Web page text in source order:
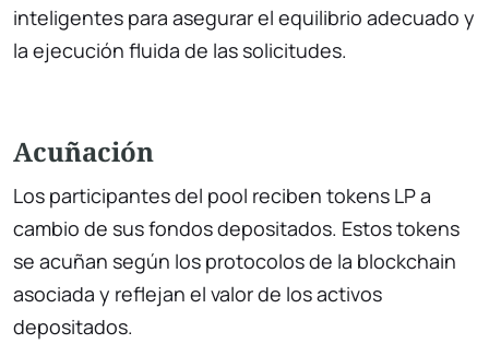
inteligentes para asegurar el equilibrio adecuado y
la ejecución fluida de las solicitudes.
Acuñación
Los participantes del pool reciben tokens LP a
cambio de sus fondos depositados. Estos tokens
se acuñan según los protocolos de la blockchain
asociada y reflejan el valor de los activos
depositados.